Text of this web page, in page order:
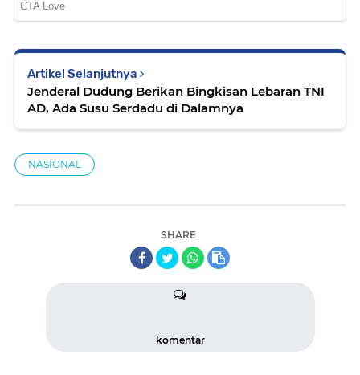
Artikel Selanjutnya
Jenderal Dudung Berikan Bingkisan Lebaran TNI
AD, Ada Susu Serdadu di Dalamnya
NASIONAL
SHARE
komentar